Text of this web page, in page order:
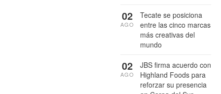
Tecate se posiciona
entre las cinco marcas
más creativas del
mundo
02
AGO
JBS firma acuerdo con
Highland Foods para
reforzar su presencia
02
AGO